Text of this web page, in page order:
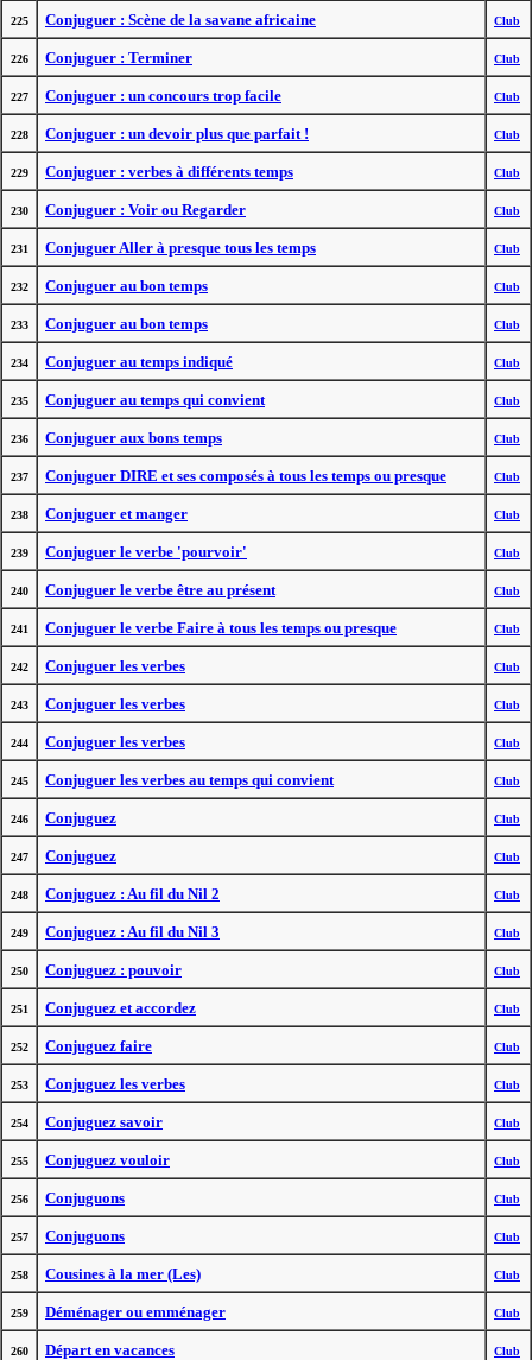
225 Conjuguer : Scène de la savane africaine Club
226 Conjuguer : Terminer Club
227 Conjuguer : un concours trop facile Club
228 Conjuguer : un devoir plus que parfait ! Club
229 Conjuguer : verbes à différents temps Club
230 Conjuguer : Voir ou Regarder Club
231 Conjuguer Aller à presque tous les temps Club
232 Conjuguer au bon temps Club
233 Conjuguer au bon temps Club
234 Conjuguer au temps indiqué Club
235 Conjuguer au temps qui convient Club
236 Conjuguer aux bons temps Club
237 Conjuguer DIRE et ses composés à tous les temps ou presque Club
238 Conjuguer et manger Club
239 Conjuguer le verbe 'pourvoir' Club
240 Conjuguer le verbe être au présent Club
241 Conjuguer le verbe Faire à tous les temps ou presque Club
242 Conjuguer les verbes Club
243 Conjuguer les verbes Club
244 Conjuguer les verbes Club
245 Conjuguer les verbes au temps qui convient Club
246 Conjuguez Club
247 Conjuguez Club
248 Conjuguez : Au fil du Nil 2 Club
249 Conjuguez : Au fil du Nil 3 Club
250 Conjuguez : pouvoir Club
251 Conjuguez et accordez Club
252 Conjuguez faire Club
253 Conjuguez les verbes Club
254 Conjuguez savoir Club
255 Conjuguez vouloir Club
256 Conjuguons Club
257 Conjuguons Club
258 Cousines à la mer (Les) Club
259 Déménager ou emménager Club
260 Départ en vacances Club